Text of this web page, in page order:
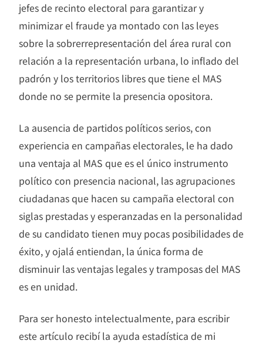
jefes de recinto electoral para garantizar y
minimizar el fraude ya montado con las leyes
sobre la sobrerrepresentación del área rural con
relación a la representación urbana, lo inflado del
padrón y los territorios libres que tiene el MAS
donde no se permite la presencia opositora.
La ausencia de partidos políticos serios, con
experiencia en campañas electorales, le ha dado
una ventaja al MAS que es el único instrumento
político con presencia nacional, las agrupaciones
ciudadanas que hacen su campaña electoral con
siglas prestadas y esperanzadas en la personalidad
de su candidato tienen muy pocas posibilidades de
éxito, y ojalá entiendan, la única forma de
disminuir las ventajas legales y tramposas del MAS
es en unidad.
Para ser honesto intelectualmente, para escribir
este artículo recibí la ayuda estadística de mi